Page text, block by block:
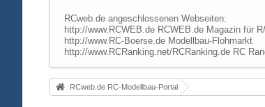
RCweb.de angeschlossenen Webseiten:
http://www.RCWEB.de RCWEB.de Magazin für
http://www.RC-Boerse.de Modellbau-Flohmarkt
http://www.RCRanking.net/RCRanking.de RC
RCweb.de RC-Modellbau-Portal